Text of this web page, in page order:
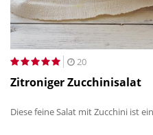
20
Zitroniger Zucchinisalat
Diese feine Salat mit Zucchini ist